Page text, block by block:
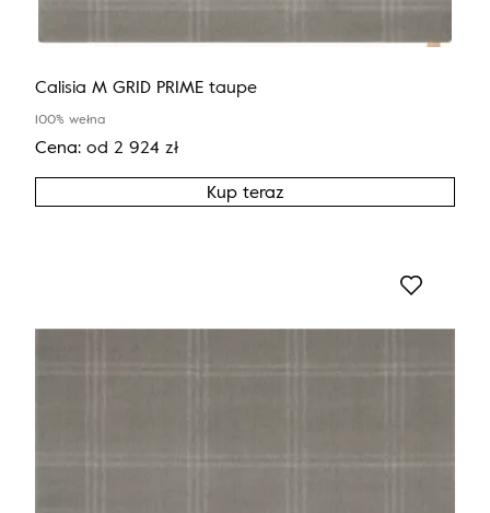
Calisia M GRID PRIME taupe
100% wełna
Cena: od 2 924 zł
Kup teraz